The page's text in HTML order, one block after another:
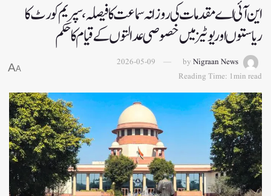
این آئی اے مقدمات کی روزانہ سماعت کا فیصلہ، سپریم کورٹ کا
ریاستوں اور یوٹیز میں خصوصی عدالتوں کے قیام کا حکم
by Nigraan News
2026-05-09
Reading Time: 1min read
A
A